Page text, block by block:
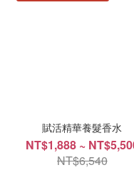
賦活精華養髮香水
NT$1,888 ~
NT$6,540